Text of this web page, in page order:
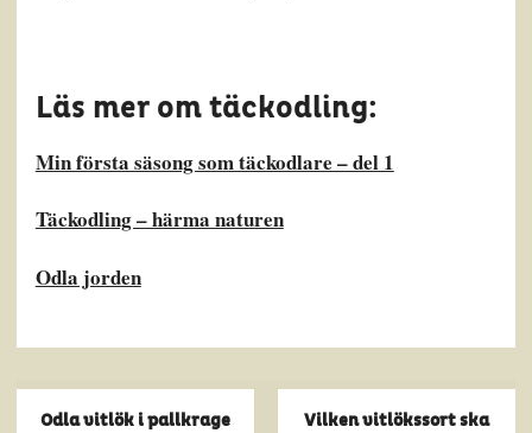
Läs mer om täckodling:
Min första säsong som täckodlare – del 1
Täckodling – härma naturen
Odla jorden
Odla vitlök i pallkrage
Vilken vitlökssort ska